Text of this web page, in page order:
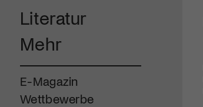
Literatur
Mehr
E-Magazin
Wettbewerbe